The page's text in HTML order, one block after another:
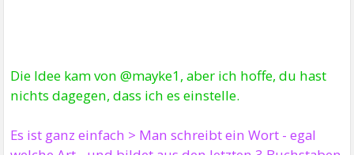
Die Idee kam von @mayke1, aber ich hoffe, du hast
nichts dagegen, dass ich es einstelle.
Es ist ganz einfach > Man schreibt ein Wort - egal